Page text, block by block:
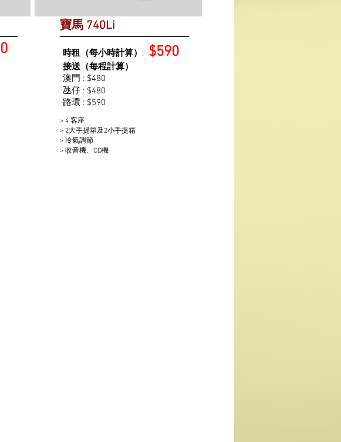
寶馬 740Li
時租（每小時計算） : $590
接送（每程計算）
澳門 : $480
氹仔 : $480
路環 : $590
> 4 客座
> 2大手提箱及2小手提箱
> 冷氣調節
> 收音機、CD機